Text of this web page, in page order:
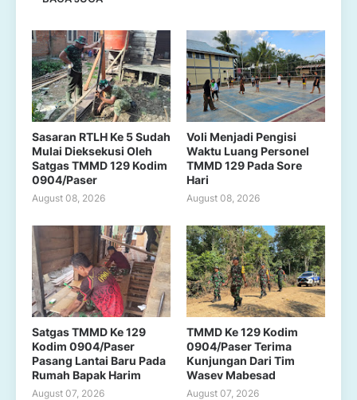
Sasaran RTLH Ke 5 Sudah
Mulai Dieksekusi Oleh
Satgas TMMD 129 Kodim
0904/Paser
August 08, 2026
Voli Menjadi Pengisi
Waktu Luang Personel
TMMD 129 Pada Sore
Hari
August 08, 2026
Satgas TMMD Ke 129
Kodim 0904/Paser
Pasang Lantai Baru Pada
Rumah Bapak Harim
August 07, 2026
TMMD Ke 129 Kodim
0904/Paser Terima
Kunjungan Dari Tim
Wasev Mabesad
August 07, 2026